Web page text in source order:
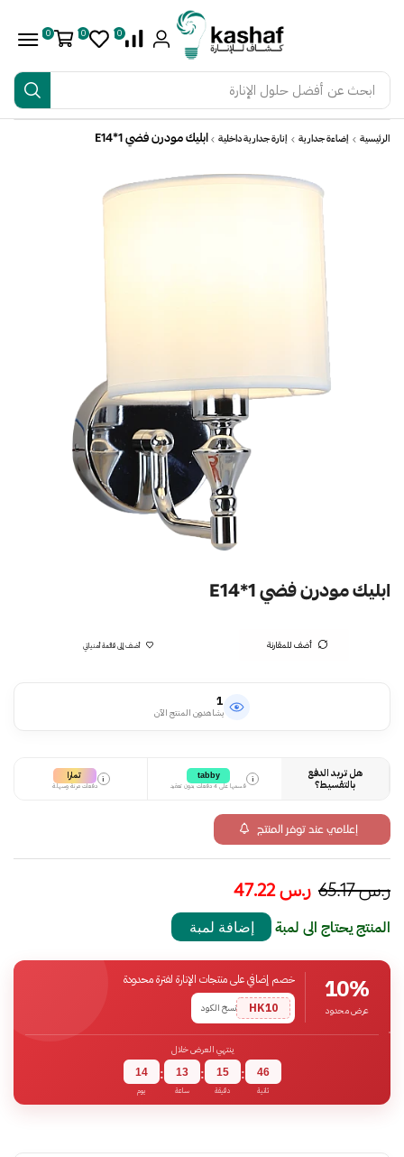
ابحث عن أفضل حلول الإنارة
0
0
0
الرئيسية إضاءة جدارية إنارة جدارية داخلية ابليك مودرن فضي E14*1
ابليك مودرن فضي E14*1
أضف للمقارنة أضف إلى قائمة أمنياتي
1
يشاهدون المنتج الآن
هل تريد الدفع
بالتقسيط؟
i
tabby
قسمها على 4 دفعات بدون تعقيد
i تمارا
دفعات مرنة وسهلة
إعلامي عند توفر المنتج
ر.س65.17 ر.س47.22
المنتج يحتاج الى لمبة إضافة لمبة
10%
عرض محدود
خصم إضافي على منتجات الإنارة لفترة محدودة
HK10
نسخ الكود
ينتهي العرض خلال
14
يوم
: 13
ساعة
: 15
دقيقة
: 45
ثانية